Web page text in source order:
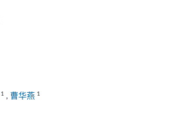
1 , 曹华燕 1